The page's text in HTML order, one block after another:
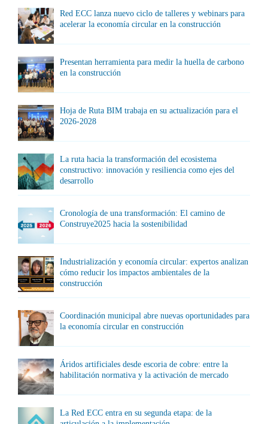
Red ECC lanza nuevo ciclo de talleres y webinars para
acelerar la economía circular en la construcción
Presentan herramienta para medir la huella de carbono
en la construcción
Hoja de Ruta BIM trabaja en su actualización para el
2026-2028
La ruta hacia la transformación del ecosistema
constructivo: innovación y resiliencia como ejes del
desarrollo
Cronología de una transformación: El camino de
Construye2025 hacia la sostenibilidad
Industrialización y economía circular: expertos analizan
cómo reducir los impactos ambientales de la
construcción
Coordinación municipal abre nuevas oportunidades para
la economía circular en construcción
Áridos artificiales desde escoria de cobre: entre la
habilitación normativa y la activación de mercado
La Red ECC entra en su segunda etapa: de la